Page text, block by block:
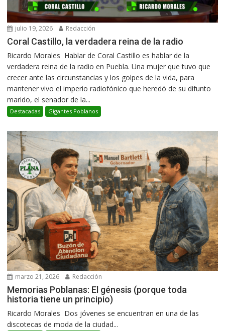
julio 19, 2026 Redacción
Coral Castillo, la verdadera reina de la radio
Ricardo Morales Hablar de Coral Castillo es hablar de la
verdadera reina de la radio en Puebla. Una mujer que tuvo que
crecer ante las circunstancias y los golpes de la vida, para
mantener vivo el imperio radiofónico que heredó de su difunto
marido, el senador de la...
Destacadas Gigantes Poblanos
marzo 21, 2026 Redacción
Memorias Poblanas: El génesis (porque toda
historia tiene un principio)
Ricardo Morales Dos jóvenes se encuentran en una de las
discotecas de moda de la ciudad...